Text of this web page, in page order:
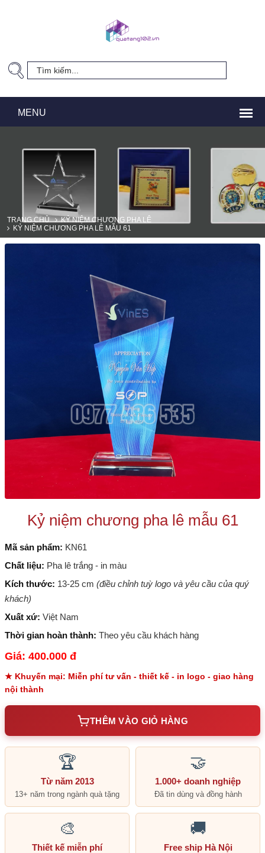
TRANG CHỦ
KỶ NIỆM CHƯƠNG PHA LÊ
KỶ NIỆM CHƯƠNG PHA LÊ MẪU 61
Kỷ niệm chương pha lê mẫu 61
Mã sản phẩm: KN61
Chất liệu: Pha lê trắng - in màu
Kích thước: 13-25 cm (điều chỉnh tuỳ logo và yêu cầu của quý
khách)
Xuất xứ: Việt Nam
Thời gian hoàn thành: Theo yêu cầu khách hàng
Giá: 400.000 đ
★ Khuyến mại: Miễn phí tư vấn - thiết kế - in logo - giao hàng
nội thành
THÊM VÀO GIỎ HÀNG
🏆
Từ năm 2013
13+ năm trong ngành quà tặng
🤝
1.000+ doanh nghiệp
Đã tin dùng và đồng hành
🎨
Thiết kế miễn phí
🚚
Free ship Hà Nội